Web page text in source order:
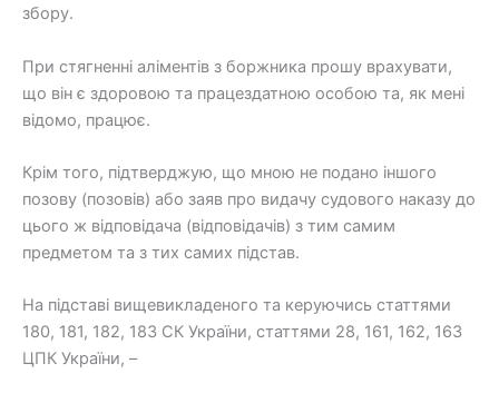
збору.
При стягненні аліментів з боржника прошу врахувати,
що він є здоровою та працездатною особою та, як мені
відомо, працює.
Крім того, підтверджую, що мною не подано іншого
позову (позовів) або заяв про видачу судового наказу до
цього ж відповідача (відповідачів) з тим самим
предметом та з тих самих підстав.
На підставі вищевикладеного та керуючись статтями
180, 181, 182, 183 СК України, статтями 28, 161, 162, 163
ЦПК України, –